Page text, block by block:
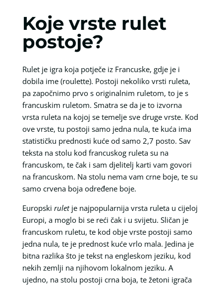
Koje vrste rulet
postoje?
Rulet je igra koja potječe iz Francuske, gdje je i
dobila ime (roulette). Postoji nekoliko vrsti ruleta,
pa započnimo prvo s originalnim ruletom, to je s
francuskim ruletom. Smatra se da je to izvorna
vrsta ruleta na kojoj se temelje sve druge vrste. Kod
ove vrste, tu postoji samo jedna nula, te kuća ima
statističku prednosti kuće od samo 2,7 posto. Sav
teksta na stolu kod francuskog ruleta su na
francuskom, te čak i sam djelitelj karti vam govori
na francuskom. Na stolu nema vam crne boje, te su
samo crvena boja određene boje.
Europski ruletje najpopularnija vrsta ruleta u cijeloj
Europi, a moglo bi se reći čak i u svijetu. Sličan je
francuskom ruletu, te kod obje vrste postoji samo
jedna nula, te je prednost kuće vrlo mala. Jedina je
bitna razlika što je tekst na engleskom jeziku, kod
nekih zemlji na njihovom lokalnom jeziku. A
ujedno, na stolu postoji crna boja, te žetoni igrača